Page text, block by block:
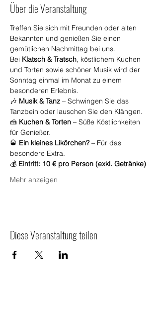
Über die Veranstaltung
Treffen Sie sich mit Freunden oder alten
Bekannten und genießen Sie einen
gemütlichen Nachmittag bei uns.
Bei Klatsch & Tratsch, köstlichem Kuchen
und Torten sowie schöner Musik wird der
Sonntag einmal im Monat zu einem
besonderen Erlebnis.
🎶 Musik & Tanz – Schwingen Sie das
Tanzbein oder lauschen Sie den Klängen.
🍰 Kuchen & Torten – Süße Köstlichkeiten
für Genießer.
🥃 Ein kleines Likörchen? – Für das
besondere Extra.
💰 Eintritt: 10 € pro Person (exkl. Getränke)
Mehr anzeigen
Diese Veranstaltung teilen